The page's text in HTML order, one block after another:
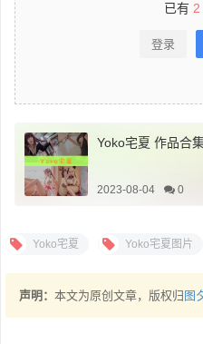
已有 2
登录
Yoko宅夏 作品合
2023-08-04 0
Yoko宅夏 Yoko宅夏图片
声明： 本文为原创文章，版权归 图